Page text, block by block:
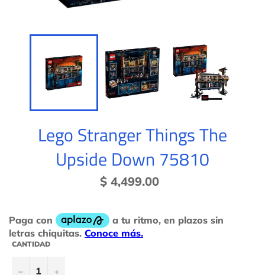
Lego Stranger Things The
Upside Down 75810
Precio
habitual
$ 4,499.00
CANTIDAD
− +